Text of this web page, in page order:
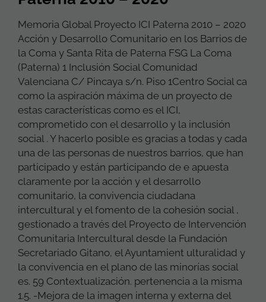
Memoria Global Proyecto ICI Paterna 2010 – 2020
Acción y Desarrollo Comunitario en los Barrios de
la Coma y Santa Rita de Paterna FSG La Coma
(Paterna) 1 Inclusión Social Comunidad
Valenciana C/ Pincaya s/n. Piso 1Centro Social ca
como la aspiración máxima de un proyecto de
estas características como es el ICI,
comprometido con el desarrollo y la inclusión
social . Y hacerlo posible es gracias a todas y cada
una de las personas de nuestros barrios, que han
participado y están participando de e apuesta
claramente por la acción y el desarrollo
comunitario, la convivencia ciudadana
intercultural y el fomento de la cohesión social ,
gestionado a través del Proyecto de Intervención
Comunitaria Intercultural desde la Fundación
Secretariado Gitano, el Ayuntamient ulturalidad y
la convivencia en el plano de las minorías social
es. 59 Contextualización. pertenencia a la misma
1.5. -Mejora de la imagen interna y externa del